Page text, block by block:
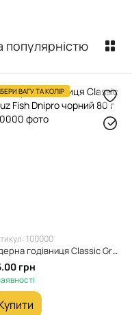
популярністю
ВАГУ ТА КОЛІР
100000
Фідерна годівниця Classic Gruz Fish Dnipro чорний 80 г
грн